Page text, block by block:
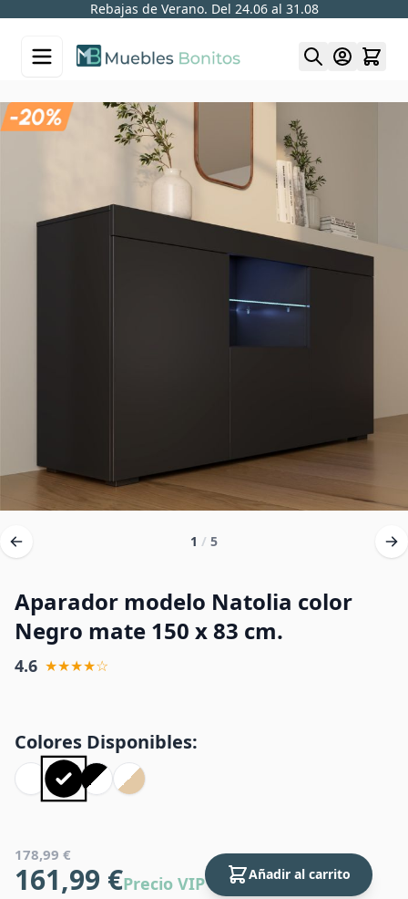
Rebajas de Verano. Del 24.06 al 31.08
1 / 5
Aparador modelo Natolia color
Negro mate 150 x 83 cm.
4.6 ★★★★☆
Colores Disponibles:
178,99 €
161,99 €Precio VIP Añadir al carrito